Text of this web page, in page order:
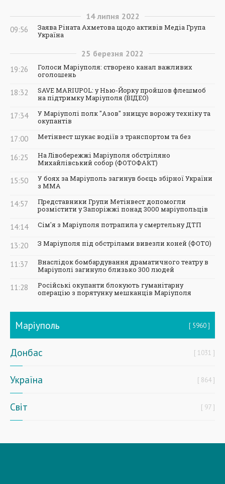
14 липня 2022
09:56
Заява Ріната Ахметова щодо активів Медіа Група
Україна
25 березня 2022
19:26
Голоси Маріуполя: створено канал важливих
оголошень
18:32
SAVE MARIUPOL: у Нью-Йорку пройшов флешмоб
на підтримку Маріуполя (ВІДЕО)
17:34
У Маріуполі полк "Азов" знищує ворожу техніку та
окупантів
17:00 Метінвест шукає водіїв з транспортом та без
16:25
На Лівобережжі Маріуполя обстріляно
Михайлівський собор (ФОТОФАКТ)
15:50
У боях за Маріуполь загинув боєць збірної України
з ММА
14:57
Представники Групи Метінвест допомогли
розмістити у Запоріжжі понад 3000 маріупольців
14:14 Сім'я з Маріуполя потрапила у смертельну ДТП
13:20 З Маріуполя під обстрілами вивезли коней (ФОТО)
11:37
Внаслідок бомбардування драматичного театру в
Маріуполі загинуло близько 300 людей
11:28
Російські окупанти блокують гуманітарну
операцію з порятунку мешканців Маріуполя
Маріуполь 5960
Донбас 1031
Україна 864
Світ 97